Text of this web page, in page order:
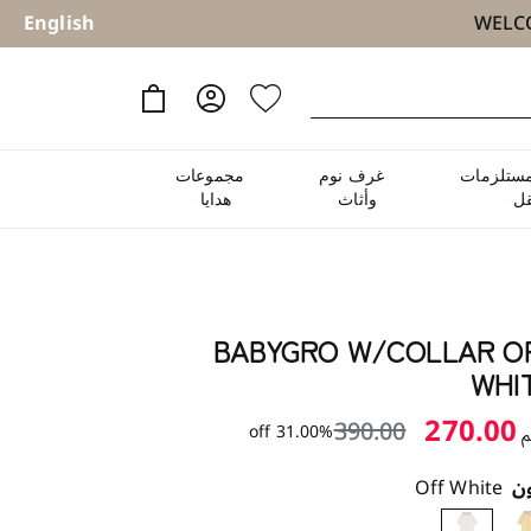
English
غرف نوم
وأثاث
مجموعات
هدايا
BABYGRO W/COLLAR
270.00
390.00
31.00% off
Off White